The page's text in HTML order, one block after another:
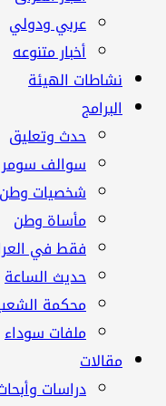
عربي ودولي
أخبار متنوعه
نشاطات الهيئة
البرامج
حدث وتعليق
سوالف سومر
شخصيات وطن
مأساة وطن
فقط في العراق
حديث الساعة
محكمة الشعب
ملفات سوداء
مقالات
دراسات وأبحاث